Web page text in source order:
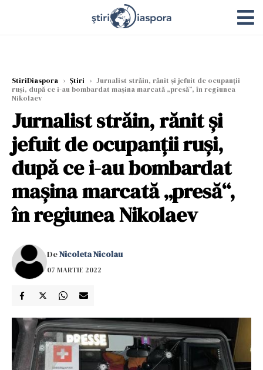
StiriDiaspora › Știri › Jurnalist străin, rănit și jefuit de ocupanții
ruși, după ce i-au bombardat mașina marcată „presă“, în regiunea
Nikolaev
Jurnalist străin, rănit și
jefuit de ocupanții ruși,
după ce i-au bombardat
mașina marcată „presă“,
în regiunea Nikolaev
DeNicoleta Nicolau
07 MARTIE 2022